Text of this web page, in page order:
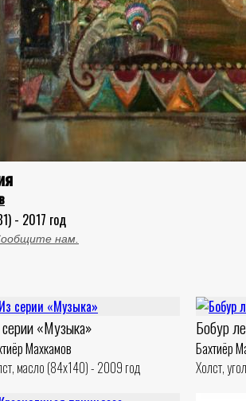
- 2017 год
нам.
«Музыка»
Махкамов
масло (84x140) - 2009 год
Бобур
Бахтиёр
Холст,